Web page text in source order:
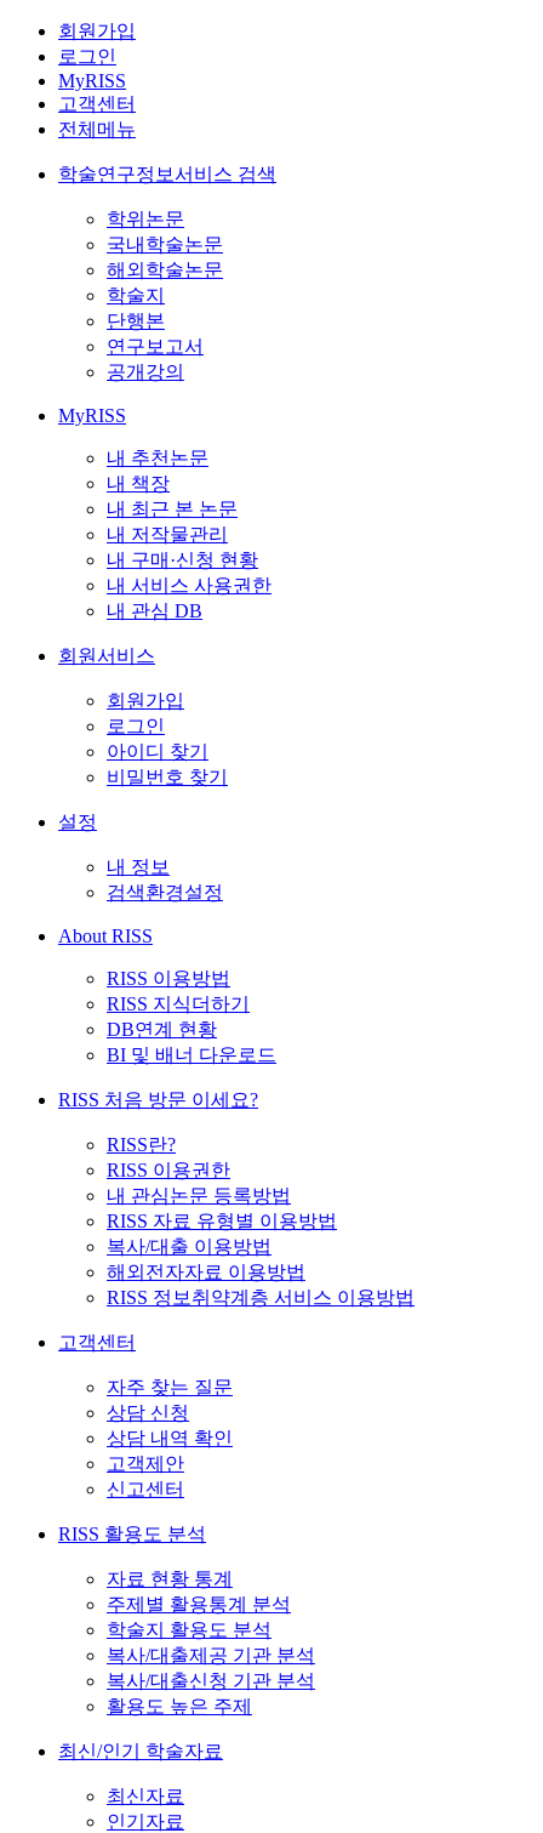
회원가입
로그인
MyRISS
고객센터
전체메뉴
학술연구정보서비스 검색
학위논문
국내학술논문
해외학술논문
학술지
단행본
연구보고서
공개강의
MyRISS
내 추천논문
내 책장
내 최근 본 논문
내 저작물관리
내 구매·신청 현황
내 서비스 사용권한
내 관심 DB
회원서비스
회원가입
로그인
아이디 찾기
비밀번호 찾기
설정
내 정보
검색환경설정
About RISS
RISS 이용방법
RISS 지식더하기
DB연계 현황
BI 및 배너 다운로드
RISS 처음 방문 이세요?
RISS란?
RISS 이용권한
내 관심논문 등록방법
RISS 자료 유형별 이용방법
복사/대출 이용방법
해외전자자료 이용방법
RISS 정보취약계층 서비스 이용방법
고객센터
자주 찾는 질문
상담 신청
상담 내역 확인
고객제안
신고센터
RISS 활용도 분석
자료 현황 통계
주제별 활용통계 분석
학술지 활용도 분석
복사/대출제공 기관 분석
복사/대출신청 기관 분석
활용도 높은 주제
최신/인기 학술자료
최신자료
인기자료